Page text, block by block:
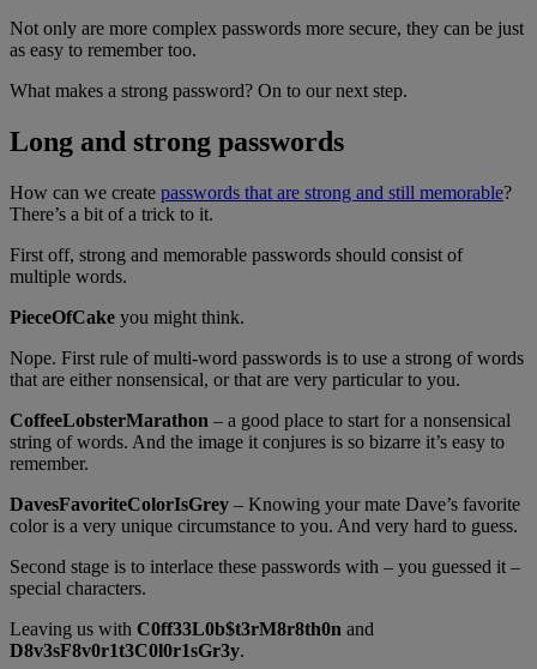
Not only are more complex passwords more secure, they can be just
as easy to remember too.
What makes a strong password? On to our next step.
Long and strong passwords
How can we create passwords that are strong and still memorable?
There’s a bit of a trick to it.
First off, strong and memorable passwords should consist of
multiple words.
PieceOfCake you might think.
Nope. First rule of multi-word passwords is to use a strong of words
that are either nonsensical, or that are very particular to you.
CoffeeLobsterMarathon – a good place to start for a nonsensical
string of words. And the image it conjures is so bizarre it’s easy to
remember.
DavesFavoriteColorIsGrey – Knowing your mate Dave’s favorite
color is a very unique circumstance to you. And very hard to guess.
Second stage is to interlace these passwords with – you guessed it –
special characters.
Leaving us with C0ff33L0b$t3rM8r8th0n and
D8v3sF8v0r1t3C0l0r1sGr3y.